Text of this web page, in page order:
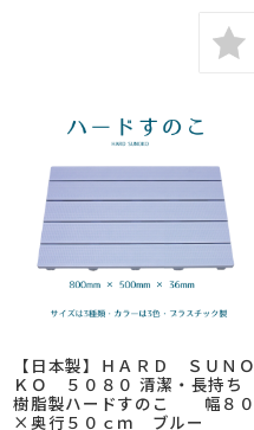
【日本製】ＨＡＲＤ ＳＵＮＯ
ＫＯ ５０８０ 清潔・長持ち
樹脂製ハードすのこ 幅８０
×奥行５０ｃｍ ブルー